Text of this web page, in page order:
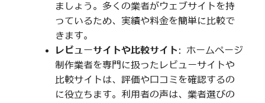
ましょう。多くの業者がウェブサイトを持
っているため、実績や料金を簡単に比較で
きます。
レビューサイトや比較サイト: ホームページ
制作業者を専門に扱ったレビューサイトや
比較サイトは、評価や口コミを確認するの
に役立ちます。利用者の声は、業者選びの